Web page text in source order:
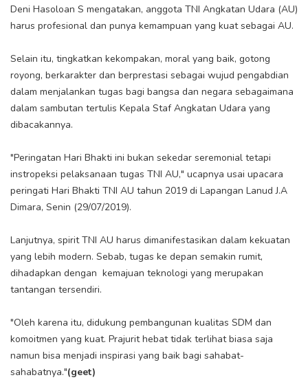
Deni Hasoloan S mengatakan, anggota TNI Angkatan Udara (AU)
harus profesional dan punya kemampuan yang kuat sebagai AU.
Selain itu, tingkatkan kekompakan, moral yang baik, gotong
royong, berkarakter dan berprestasi sebagai wujud pengabdian
dalam menjalankan tugas bagi bangsa dan negara sebagaimana
dalam sambutan tertulis Kepala Staf Angkatan Udara yang
dibacakannya.
"Peringatan Hari Bhakti ini bukan sekedar seremonial tetapi
instropeksi pelaksanaan tugas TNI AU," ucapnya usai upacara
peringati Hari Bhakti TNI AU tahun 2019 di Lapangan Lanud J.A
Dimara, Senin (29/07/2019).
Lanjutnya, spirit TNI AU harus dimanifestasikan dalam kekuatan
yang lebih modern. Sebab, tugas ke depan semakin rumit,
dihadapkan dengan kemajuan teknologi yang merupakan
tantangan tersendiri.
"Oleh karena itu, didukung pembangunan kualitas SDM dan
komoitmen yang kuat. Prajurit hebat tidak terlihat biasa saja
namun bisa menjadi inspirasi yang baik bagi sahabat-
sahabatnya."(geet)